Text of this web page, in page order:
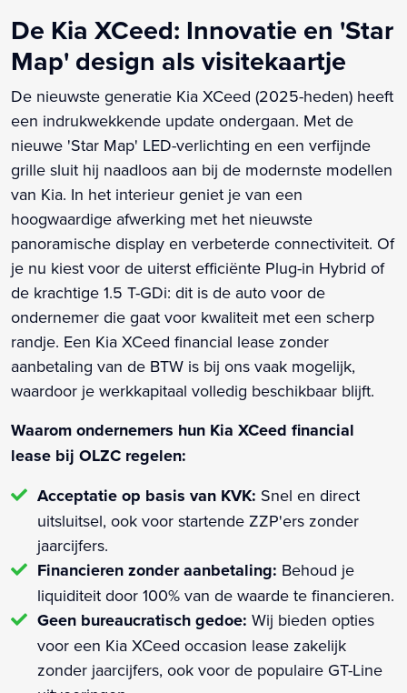
De Kia XCeed: Innovatie en 'Star
Map' design als visitekaartje
De nieuwste generatie Kia XCeed (2025-heden) heeft
een indrukwekkende update ondergaan. Met de
nieuwe 'Star Map' LED-verlichting en een verfijnde
grille sluit hij naadloos aan bij de modernste modellen
van Kia. In het interieur geniet je van een
hoogwaardige afwerking met het nieuwste
panoramische display en verbeterde connectiviteit. Of
je nu kiest voor de uiterst efficiënte Plug-in Hybrid of
de krachtige 1.5 T-GDi: dit is de auto voor de
ondernemer die gaat voor kwaliteit met een scherp
randje. Een Kia XCeed financial lease zonder
aanbetaling van de BTW is bij ons vaak mogelijk,
waardoor je werkkapitaal volledig beschikbaar blijft.
Waarom ondernemers hun Kia XCeed financial
lease bij OLZC regelen:
Acceptatie op basis van KVK: Snel en direct
uitsluitsel, ook voor startende ZZP'ers zonder
jaarcijfers.
Financieren zonder aanbetaling: Behoud je
liquiditeit door 100% van de waarde te financieren.
Geen bureaucratisch gedoe: Wij bieden opties
voor een Kia XCeed occasion lease zakelijk
zonder jaarcijfers, ook voor de populaire GT-Line